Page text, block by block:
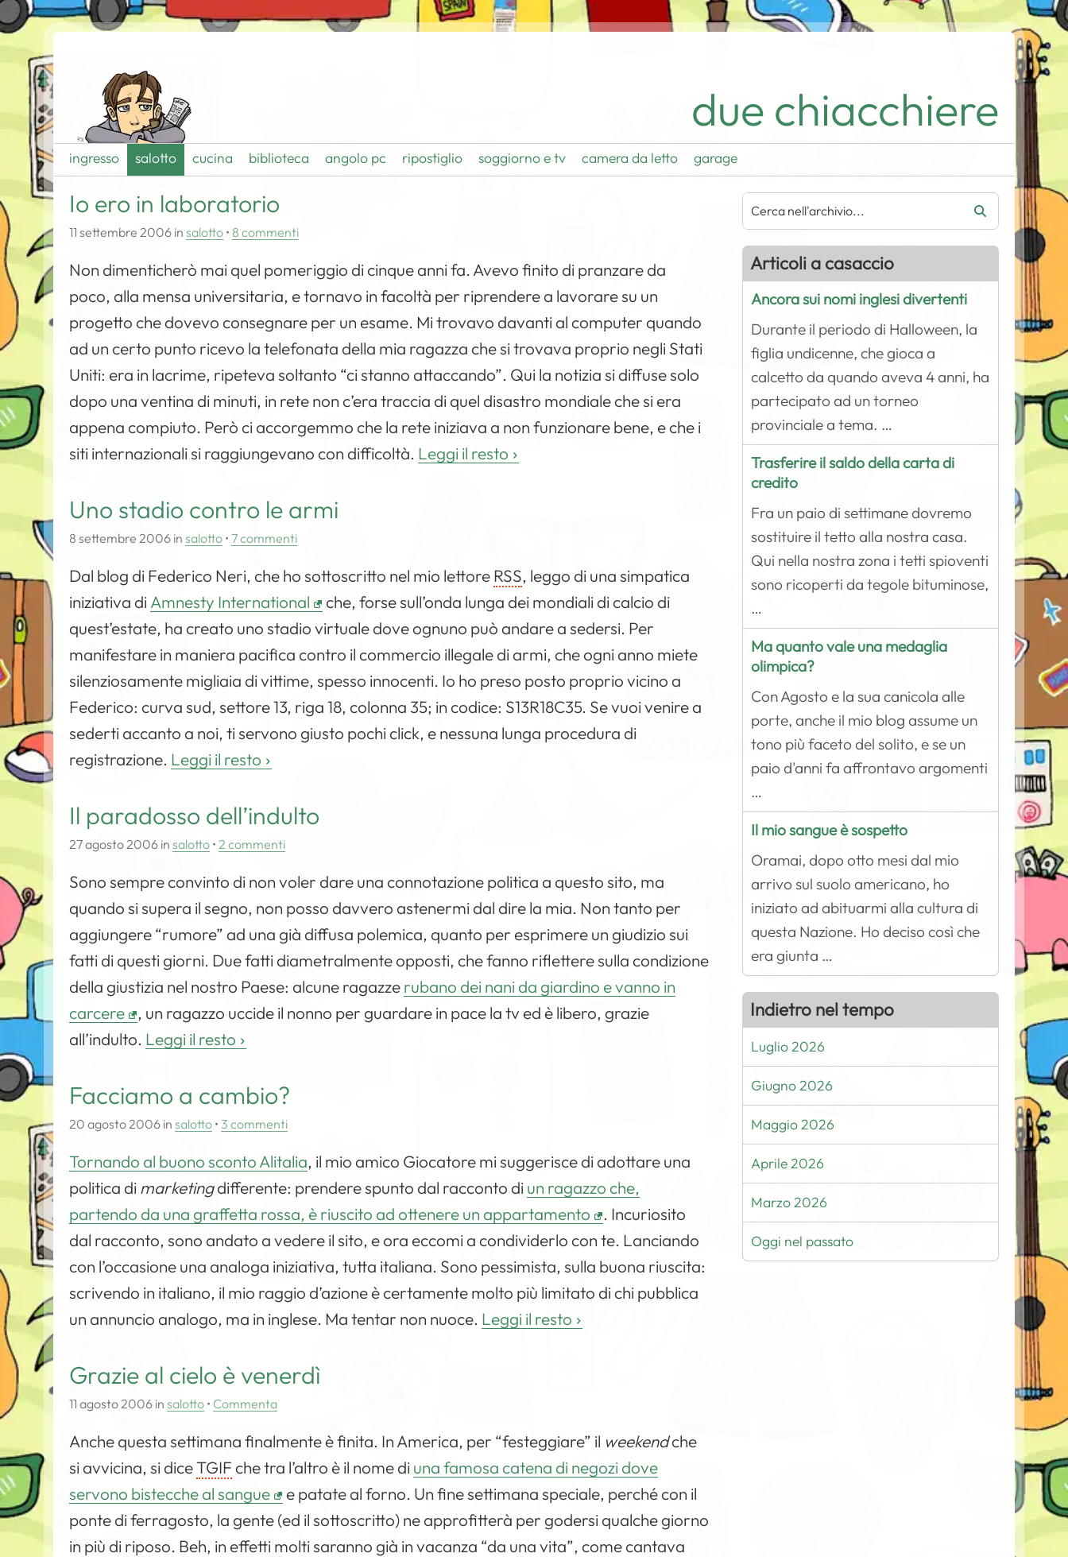
due chiacchiere
ingresso salotto cucina biblioteca angolo pc ripostiglio soggiorno e tv camera da letto garage
Io ero in laboratorio
11 settembre 2006 insalotto • 8 commenti
Non dimenticherò mai quel pomeriggio di cinque anni fa. Avevo finito di pranzare da
poco, alla mensa universitaria, e tornavo in facoltà per riprendere a lavorare su un
progetto che dovevo consegnare per un esame. Mi trovavo davanti al computer quando
ad un certo punto ricevo la telefonata della mia ragazza che si trovava proprio negli Stati
Uniti: era in lacrime, ripeteva soltanto “ci stanno attaccando”. Qui la notizia si diffuse solo
dopo una ventina di minuti, in rete non c’era traccia di quel disastro mondiale che si era
appena compiuto. Però ci accorgemmo che la rete iniziava a non funzionare bene, e che i
siti internazionali si raggiungevano con difficoltà. Leggi il resto
Uno stadio contro le armi
8 settembre 2006 insalotto • 7 commenti
Dal blog di Federico Neri, che ho sottoscritto nel mio lettoreRSS, leggo di una simpatica
iniziativa di Amnesty International
che, forse sull’onda lunga dei mondiali di calcio di
quest’estate, ha creato uno stadio virtuale dove ognuno può andare a sedersi. Per
manifestare in maniera pacifica contro il commercio illegale di armi, che ogni anno miete
silenziosamente migliaia di vittime, spesso innocenti. Io ho preso posto proprio vicino a
Federico: curva sud, settore 13, riga 18, colonna 35; in codice: S13R18C35. Se vuoi venire a
sederti accanto a noi, ti servono giusto pochi click, e nessuna lunga procedura di
registrazione. Leggi il resto
Il paradosso dell’indulto
27 agosto 2006 insalotto • 2 commenti
Sono sempre convinto di non voler dare una connotazione politica a questo sito, ma
quando si supera il segno, non posso davvero astenermi dal dire la mia. Non tanto per
aggiungere “rumore” ad una già diffusa polemica, quanto per esprimere un giudizio sui
fatti di questi giorni. Due fatti diametralmente opposti, che fanno riflettere sulla condizione
della giustizia nel nostro Paese: alcune ragazzerubano dei nani da giardino e vanno in
carcere
, un ragazzo uccide il nonno per guardare in pace la tv ed è libero, grazie
all’indulto. Leggi il resto
Facciamo a cambio?
20 agosto 2006 insalotto • 3 commenti
Tornando al buono sconto Alitalia, il mio amico Giocatore mi suggerisce di adottare una
politica di marketingdifferente: prendere spunto dal racconto di un ragazzo che,
partendo da una graffetta rossa, è riuscito ad ottenere un appartamento
. Incuriosito
dal racconto, sono andato a vedere il sito, e ora eccomi a condividerlo con te. Lanciando
con l’occasione una analoga iniziativa, tutta italiana. Sono pessimista, sulla buona riuscita:
scrivendo in italiano, il mio raggio d’azione è certamente molto più limitato di chi pubblica
un annuncio analogo, ma in inglese. Ma tentar non nuoce. Leggi il resto
Grazie al cielo è venerdì
11 agosto 2006 insalotto • Commenta
Anche questa settimana finalmente è finita. In America, per “festeggiare” il weekendche
si avvicina, si diceTGIFche tra l’altro è il nome di una famosa catena di negozi dove
servono bistecche al sangue
e patate al forno. Un fine settimana speciale, perché con il
ponte di ferragosto, la gente (ed il sottoscritto) ne approfitterà per godersi qualche giorno
in più di riposo. Beh, in effetti molti saranno già in vacanza “da una vita”, come cantava
Articoli a casaccio
Ancora sui nomi inglesi divertenti
Durante il periodo di Halloween, la
figlia undicenne, che gioca a
calcetto da quando aveva 4 anni, ha
partecipato ad un torneo
provinciale a tema. …
Trasferire il saldo della carta di
credito
Fra un paio di settimane dovremo
sostituire il tetto alla nostra casa.
Qui nella nostra zona i tetti spioventi
sono ricoperti da tegole bituminose,
…
Ma quanto vale una medaglia
olimpica?
Con Agosto e la sua canicola alle
porte, anche il mio blog assume un
tono più faceto del solito, e se un
paio d'anni fa affrontavo argomenti
…
Il mio sangue è sospetto
Oramai, dopo otto mesi dal mio
arrivo sul suolo americano, ho
iniziato ad abituarmi alla cultura di
questa Nazione. Ho deciso così che
era giunta …
Indietro nel tempo
Luglio 2026
Giugno 2026
Maggio 2026
Aprile 2026
Marzo 2026
Oggi nel passato